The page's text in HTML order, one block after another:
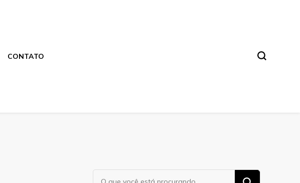
CONTATO
Procurando